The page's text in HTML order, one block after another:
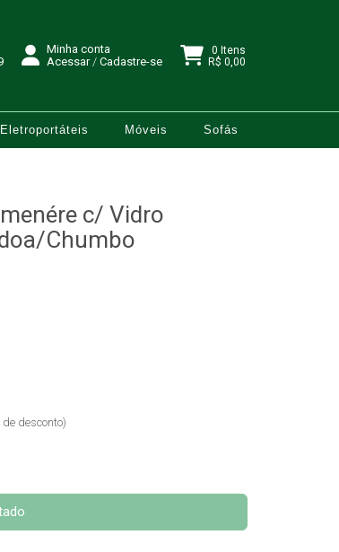
Minha conta
Acessar/ Cadastre-se
0 Itens
R$ 0,00
Eletroportáteis Móveis Sofás
c/ Vidro
Chumbo
de desconto)